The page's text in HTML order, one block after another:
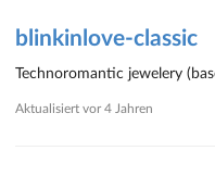
blinkinlove-classic
Technoromantic jewelery
Aktualisiert vor 4 Jahren